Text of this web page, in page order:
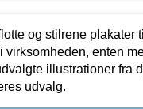
og stilrene plakater
enten
illustrationer fra
udvalg.